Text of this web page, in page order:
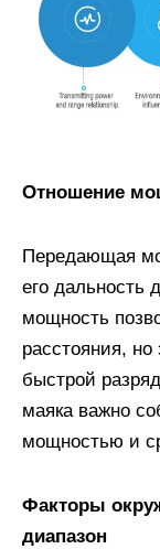
Отношение
Передающая
его дальность
мощность
расстояния,
быстрой
маяка важно
мощностью и
Факторы
диапазон